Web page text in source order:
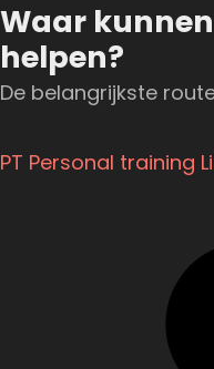
Waar
helpen?
De belangrijkste
PT Personal training